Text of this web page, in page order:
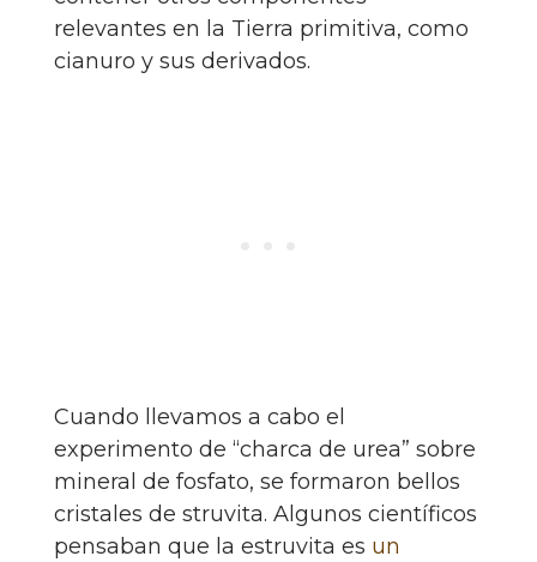
relevantes en la Tierra primitiva, como
cianuro y sus derivados.
Cuando llevamos a cabo el
experimento de “charca de urea” sobre
mineral de fosfato, se formaron bellos
cristales de struvita. Algunos científicos
pensaban que la estruvita es un